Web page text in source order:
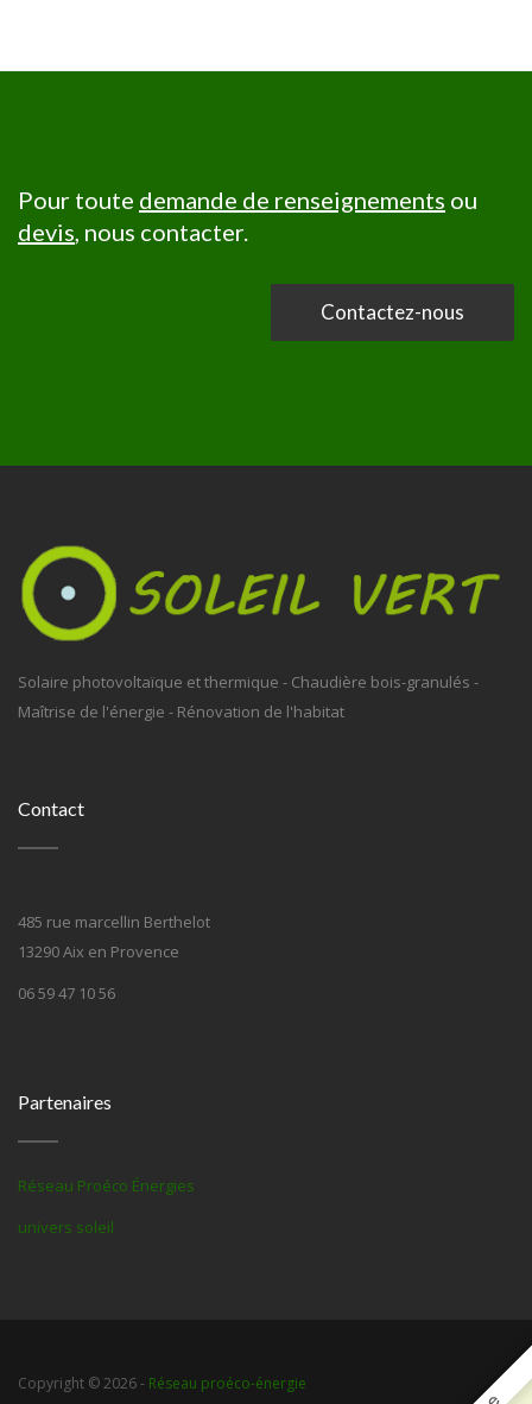
Pour toute demande de renseignements ou
devis, nous contacter.
Contactez-nous
Solaire photovoltaïque et thermique - Chaudière bois-granulés -
Maîtrise de l'énergie - Rénovation de l'habitat
Contact
485 rue marcellin Berthelot
13290 Aix en Provence
06 59 47 10 56
Partenaires
Réseau Proéco Énergies
univers soleil
Copyright © 2026 - Réseau proéco-énergie